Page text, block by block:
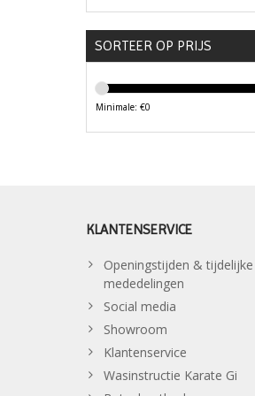
SORTEER OP PRIJS
Minimale: €0
KLANTENSERVICE
Openingstijden & tijdelijke
mededelingen
Social media
Showroom
Klantenservice
Wasinstructie Karate Gi